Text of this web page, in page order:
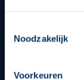
op een veilige
beheren op de
Noodzakelijk
Voorkeuren
Divisie